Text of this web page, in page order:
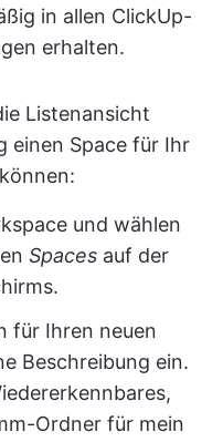
in allen ClickUp-
erhalten.
Listenansicht
einen Space für Ihr
und wählen
Spaces auf der
für Ihren neuen
Beschreibung ein.
Ordner für mein